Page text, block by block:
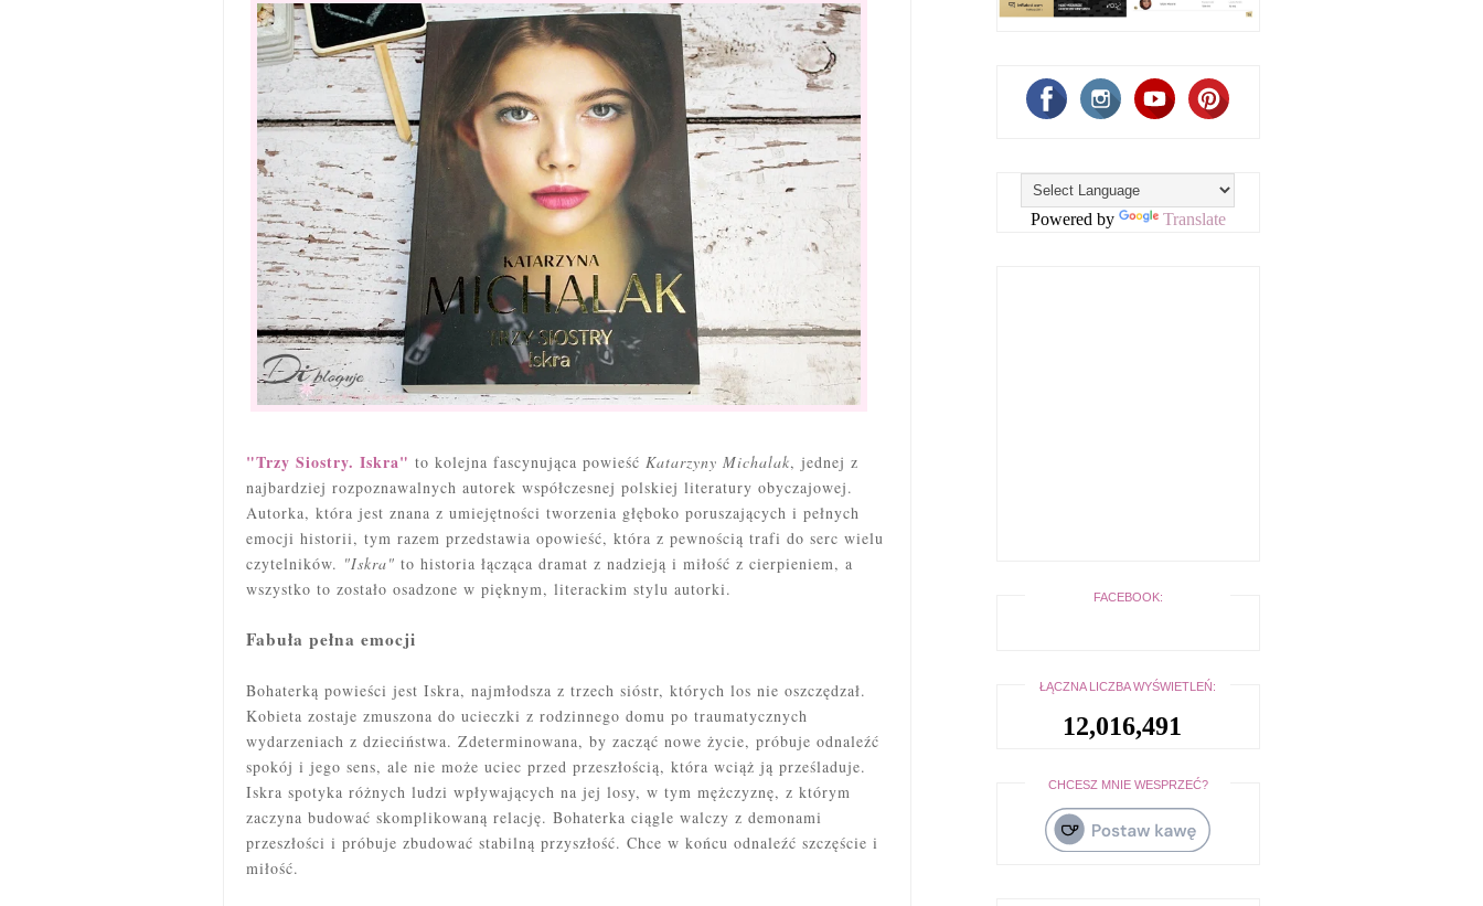
"Trzy Siostry. Iskra" to kolejna fascynująca powieść Katarzyny Michalak, jednej z
najbardziej rozpoznawalnych autorek współczesnej polskiej literatury obyczajowej.
Autorka, która jest znana z umiejętności tworzenia głęboko poruszających i pełnych
emocji historii, tym razem przedstawia opowieść, która z pewnością trafi do serc wielu
czytelników. "Iskra" to historia łącząca dramat z nadzieją i miłość z cierpieniem, a
wszystko to zostało osadzone w pięknym, literackim stylu autorki.
Fabuła pełna emocji
Bohaterką powieści jest Iskra, najmłodsza z trzech sióstr, których los nie oszczędzał.
Kobieta zostaje zmuszona do ucieczki z rodzinnego domu po traumatycznych
wydarzeniach z dzieciństwa. Zdeterminowana, by zacząć nowe życie, próbuje odnaleźć
spokój i jego sens, ale nie może uciec przed przeszłością, która wciąż ją prześladuje.
Iskra spotyka różnych ludzi wpływających na jej losy, w tym mężczyznę, z którym
zaczyna budować skomplikowaną relację. Bohaterka ciągle walczy z demonami
przeszłości i próbuje zbudować stabilną przyszłość. Chce w końcu odnaleźć szczęście i
miłość.
Powered by Translate
FACEBOOK:
ŁĄCZNA LICZBA WYŚWIETLEŃ:
12,016,491
CHCESZ MNIE WESPRZEĆ?